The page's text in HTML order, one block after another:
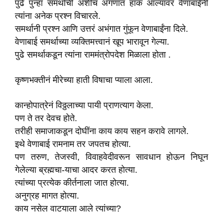
पुढे पुन्हा समर्थाची अशीच अंगणात हाक आल्यावर वेणाबाईंनी
त्यांना अनेक प्रश्न विचारले.
समर्थानी प्रश्न आणि उत्तरं अभंगात गुंफून वेणाबाईंना दिले.
वेणाबाई समर्थाच्या व्यक्तिमत्त्वानं खूप भारावून गेल्या.
पुढे समर्थाकडून त्यांना राममंत्रोपदेश मिळाला होता .
कृष्णभक्तीनं मीरेच्या हाती विषाचा प्याला आला.
कान्होपात्रेनं विठ्ठलाच्या पायी प्राणत्याग केला.
पण ते तर देवच होते.
तरीही समाजाकडून दोघींना काय काय सहन करावे लागले.
इथे वेणाबाई रामनाम तर जपतच होत्या.
पण तरुण, तेजस्वी, विवाहवेदीवरून सावधान होऊन निघून
गेलेल्या ब्रह्मचा-याचा आदर करत होत्या.
त्यांच्या प्रत्येक कीर्तनाला जात होत्या.
अनुग्रह मागत होत्या.
काय नसेल वाटयाला आले त्यांच्या?